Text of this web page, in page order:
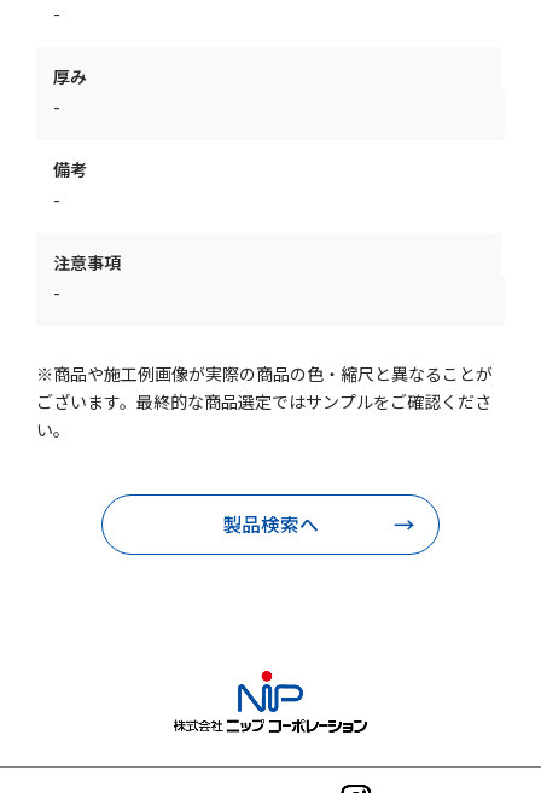
-
厚み
-
備考
-
注意事項
-
※商品や施工例画像が実際の商品の色・縮尺と異なることが
ございます。最終的な商品選定ではサンプルをご確認くださ
い。
製品検索へ